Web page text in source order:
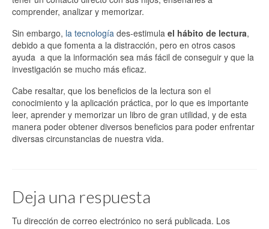
comprender, analizar y memorizar.
Sin embargo, la tecnología des-estimula el hábito de lectura,
debido a que fomenta a la distracción, pero en otros casos
ayuda a que la información sea más fácil de conseguir y que la
investigación se mucho más eficaz.
Cabe resaltar, que los beneficios de la lectura son el
conocimiento y la aplicación práctica, por lo que es importante
leer, aprender y memorizar un libro de gran utilidad, y de esta
manera poder obtener diversos beneficios para poder enfrentar
diversas circunstancias de nuestra vida.
Deja una respuesta
Tu dirección de correo electrónico no será publicada. Los